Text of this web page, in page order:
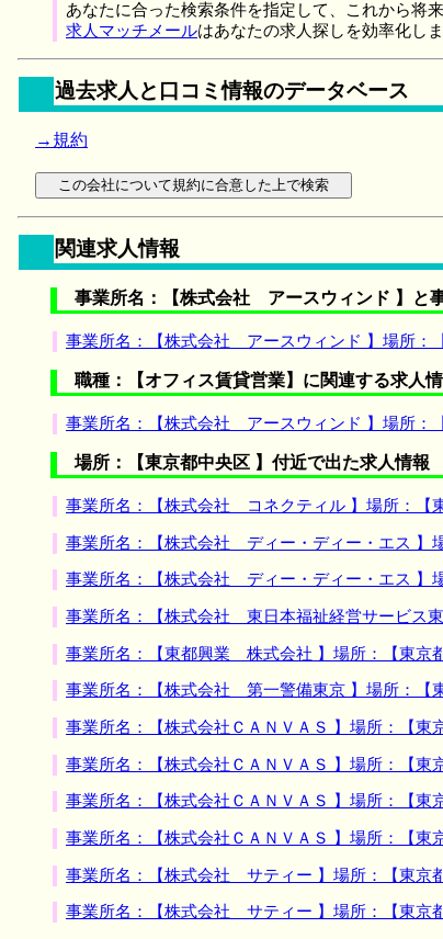
あなたに合った検索条件を指定して、これから将
求人マッチメールはあなたの求人探しを効率化しま
過去求人と口コミ情報のデータベース
→規約
関連求人情報
事業所名：【株式会社 アースウィンド 】と
事業所名：【株式会社 アースウィンド 】場所：
職種：【オフィス賃貸営業】に関連する求人
事業所名：【株式会社 アースウィンド 】場所：
場所：【東京都中央区 】付近で出た求人情報
事業所名：【株式会社 コネクティル 】場所：【
事業所名：【株式会社 ディー・ディー・エス 】
事業所名：【株式会社 ディー・ディー・エス
事業所名：【株式会社 東日本福祉経営サービス
事業所名：【東都興業 株式会社 】場所：【東京
事業所名：【株式会社 第一警備東京 】場所：【
事業所名：【株式会社ＣＡＮＶＡＳ 】場所：【東
事業所名：【株式会社ＣＡＮＶＡＳ 】場所：【東
事業所名：【株式会社ＣＡＮＶＡＳ 】場所：【東
事業所名：【株式会社ＣＡＮＶＡＳ 】場所：【東
事業所名：【株式会社 サティー 】場所：【東京
事業所名：【株式会社 サティー 】場所：【東京